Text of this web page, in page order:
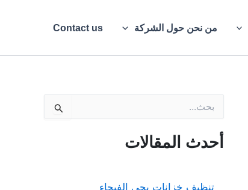
من نحن حول الشركة Contact us
ح
ث
أحدث المقالات
تنظيف خزانات بحي الفيحاء